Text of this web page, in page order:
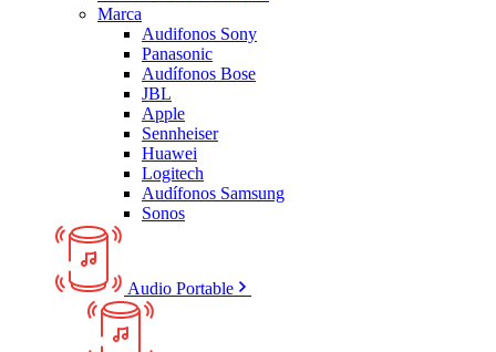
Marca
Audifonos Sony
Panasonic
Audífonos Bose
JBL
Apple
Sennheiser
Huawei
Logitech
Audífonos Samsung
Sonos
Audio Portable